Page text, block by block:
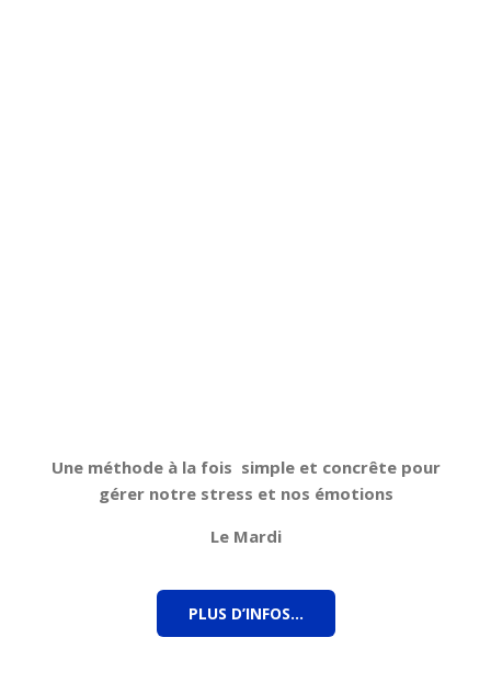
Une méthode à la fois simple et concrête pour
gérer notre stress et nos émotions
Le Mardi
PLUS D’INFOS…